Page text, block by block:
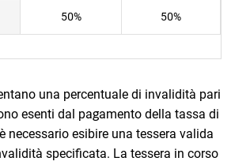
50% 50%
una percentuale di invalidità pari
esenti dal pagamento della tassa di
necessario esibire una tessera valida
specificata. La tessera in corso